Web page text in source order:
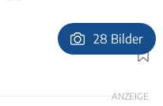
Foto: Ingolf Pompe
28 Bilder
ANZEIGE